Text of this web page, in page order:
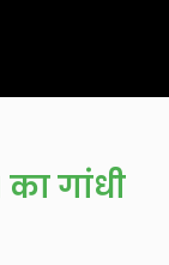
का गांधी